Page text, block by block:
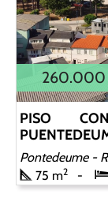
PISO
Pontedeume -
75 m2